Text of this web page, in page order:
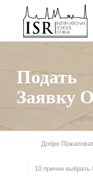
Подать
Заявку
Добро
10 причин выбрать